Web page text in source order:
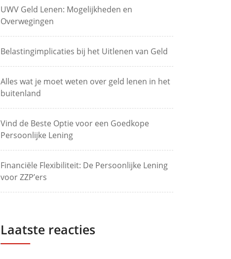
UWV Geld Lenen: Mogelijkheden en
Overwegingen
Belastingimplicaties bij het Uitlenen van Geld
Alles wat je moet weten over geld lenen in het
buitenland
Vind de Beste Optie voor een Goedkope
Persoonlijke Lening
Financiële Flexibiliteit: De Persoonlijke Lening
voor ZZP’ers
Laatste reacties